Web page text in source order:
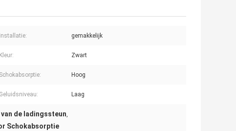
Installatie: gemakkelijk
Kleur: Zwart
Schokabsorptie: Hoog
Geluidsniveau: Laag
de ladingssteun,
Schokabsorptie